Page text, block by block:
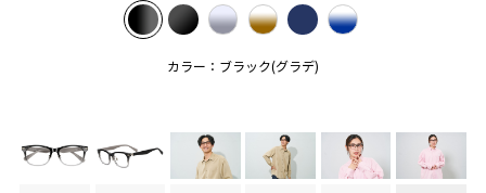
カラー：ブラック(グラデ)